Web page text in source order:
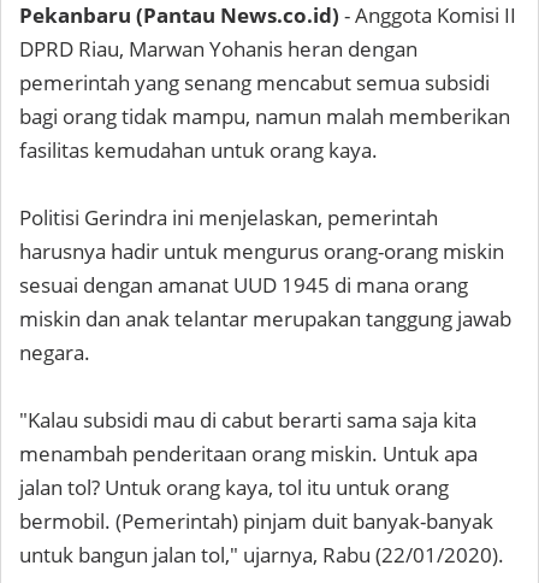
Pekanbaru (Pantau News.co.id) - Anggota Komisi II
DPRD Riau, Marwan Yohanis heran dengan
pemerintah yang senang mencabut semua subsidi
bagi orang tidak mampu, namun malah memberikan
fasilitas kemudahan untuk orang kaya.
Politisi Gerindra ini menjelaskan, pemerintah
harusnya hadir untuk mengurus orang-orang miskin
sesuai dengan amanat UUD 1945 di mana orang
miskin dan anak telantar merupakan tanggung jawab
negara.
"Kalau subsidi mau di cabut berarti sama saja kita
menambah penderitaan orang miskin. Untuk apa
jalan tol? Untuk orang kaya, tol itu untuk orang
bermobil. (Pemerintah) pinjam duit banyak-banyak
untuk bangun jalan tol," ujarnya, Rabu (22/01/2020).